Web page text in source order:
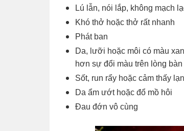
Lú lẫn, nói lắp, không mạch
Khó thở hoặc thở rất nhanh
Phát ban
Da, lưỡi hoặc môi có màu
hơn sự đổi màu trên lòng
Sốt, run rẩy hoặc cảm thấy
Da ẩm ướt hoặc đổ mồ hôi
Đau đớn vô cùng